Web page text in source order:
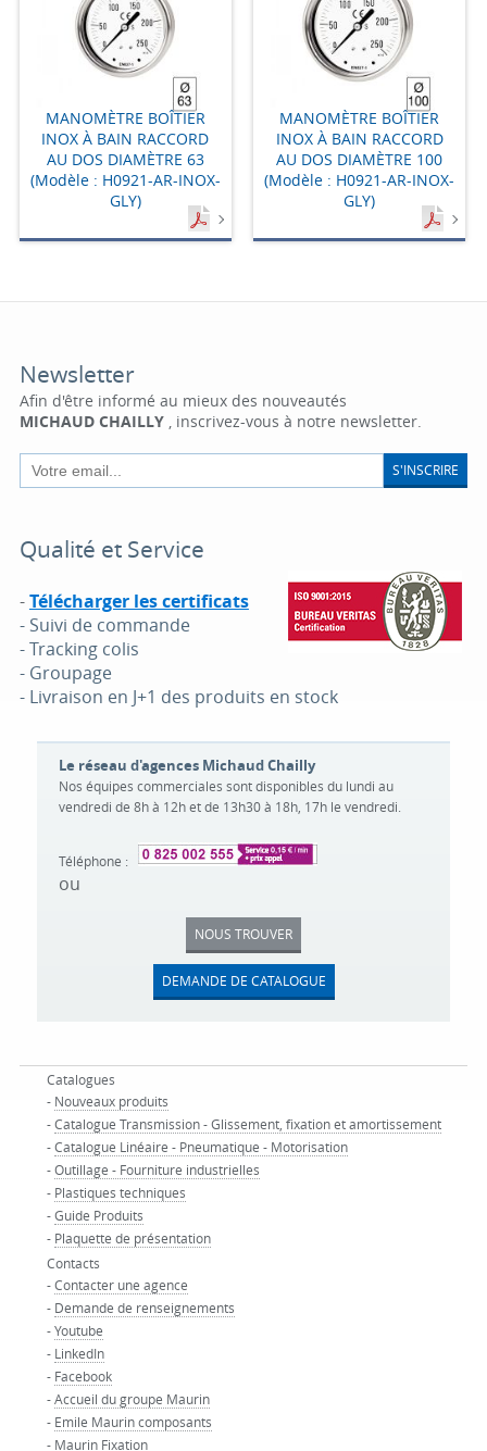
MANOMÈTRE BOÎTIER
INOX À BAIN RACCORD
AU DOS DIAMÈTRE 63
(Modèle : H0921-AR-INOX-
GLY)
MANOMÈTRE BOÎTIER
INOX À BAIN RACCORD
AU DOS DIAMÈTRE 100
(Modèle : H0921-AR-INOX-
GLY)
Newsletter
Afin d'être informé au mieux des nouveautés
MICHAUD CHAILLY, inscrivez-vous à notre newsletter.
S'INSCRIRE
Qualité et Service
-Télécharger les certificats
- Suivi de commande
- Tracking colis
- Groupage
- Livraison en J+1 des produits en stock
Le réseau d'agences Michaud Chailly
Nos équipes commerciales sont disponibles du lundi au
vendredi de 8h à 12h et de 13h30 à 18h, 17h le vendredi.
Téléphone :
ou
NOUS TROUVER
DEMANDE DE CATALOGUE
Catalogues
- Nouveaux produits
-Catalogue Transmission - Glissement, fixation et amortissement
-Catalogue Linéaire - Pneumatique - Motorisation
-Outillage - Fourniture industrielles
- Plastiques techniques
-Guide Produits
- Plaquette de présentation
Contacts
-Contacter une agence
- Demande de renseignements
-Youtube
- LinkedIn
- Facebook
-Accueil du groupe Maurin
- Emile Maurin composants
- Maurin Fixation